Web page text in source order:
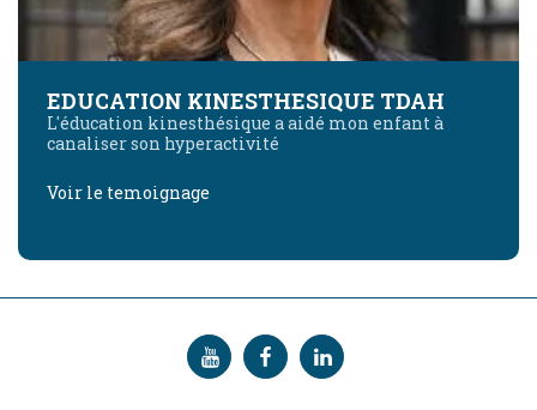
EDUCATION KINESTHESIQUE TDAH
L'éducation kinesthésique a aidé mon enfant à
canaliser son hyperactivité
Voir le temoignage